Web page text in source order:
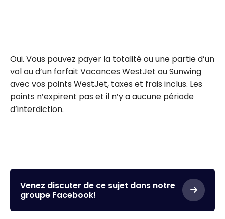
Oui. Vous pouvez payer la totalité ou une partie d’un
vol ou d’un forfait Vacances WestJet ou Sunwing
avec vos points WestJet, taxes et frais inclus. Les
points n’expirent pas et il n’y a aucune période
d’interdiction.
Venez discuter de ce sujet dans notre
groupe Facebook!